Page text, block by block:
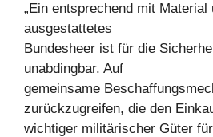
„Ein entsprechend mit Material
ausgestattetes
Bundesheer ist für die
unabdingbar. Auf
gemeinsame
zurückzugreifen, die den
wichtiger militärischer Güter